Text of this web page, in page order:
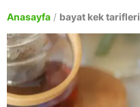
Anasayfa / bayat kek tarifleri